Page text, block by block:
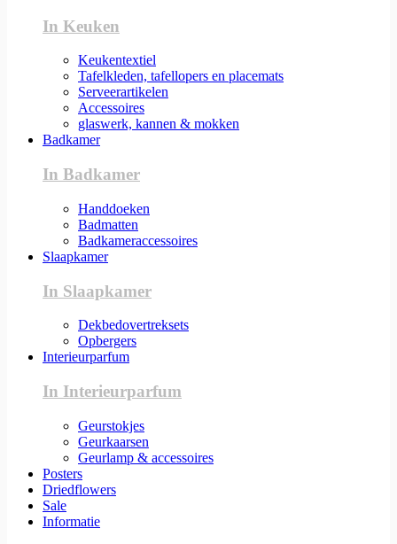
In Keuken
Keukentextiel
Tafelkleden, tafellopers en placemats
Serveerartikelen
Accessoires
glaswerk, kannen & mokken
Badkamer
In Badkamer
Handdoeken
Badmatten
Badkameraccessoires
Slaapkamer
In Slaapkamer
Dekbedovertreksets
Opbergers
Interieurparfum
In Interieurparfum
Geurstokjes
Geurkaarsen
Geurlamp & accessoires
Posters
Driedflowers
Sale
Informatie